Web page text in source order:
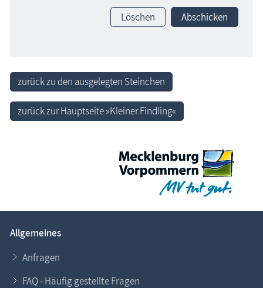
Löschen
Abschicken
zurück zu den ausgelegten Steinchen
zurück zur Hauptseite »Kleiner Findling«
Allgemeines
Anfragen
FAQ - Häufig gestellte Fragen